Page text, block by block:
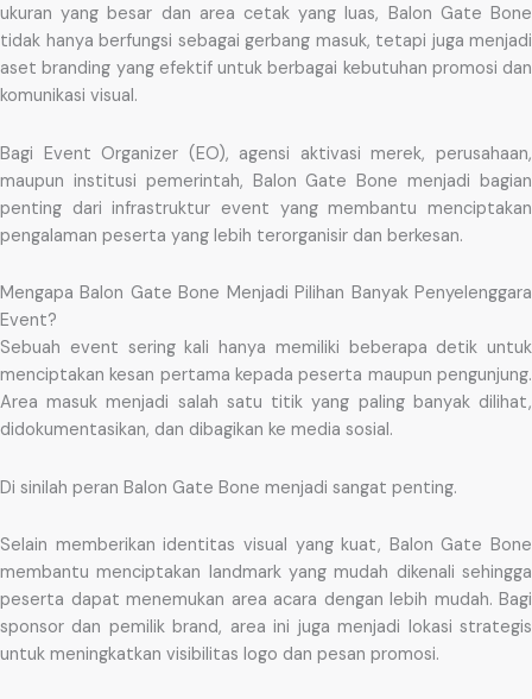
ukuran yang besar dan area cetak yang luas, Balon Gate Bone
tidak hanya berfungsi sebagai gerbang masuk, tetapi juga menjadi
aset branding yang efektif untuk berbagai kebutuhan promosi dan
komunikasi visual.
Bagi Event Organizer (EO), agensi aktivasi merek, perusahaan,
maupun institusi pemerintah, Balon Gate Bone menjadi bagian
penting dari infrastruktur event yang membantu menciptakan
pengalaman peserta yang lebih terorganisir dan berkesan.
Mengapa Balon Gate Bone Menjadi Pilihan Banyak Penyelenggara
Event?
Sebuah event sering kali hanya memiliki beberapa detik untuk
menciptakan kesan pertama kepada peserta maupun pengunjung.
Area masuk menjadi salah satu titik yang paling banyak dilihat,
didokumentasikan, dan dibagikan ke media sosial.
Di sinilah peran Balon Gate Bone menjadi sangat penting.
Selain memberikan identitas visual yang kuat, Balon Gate Bone
membantu menciptakan landmark yang mudah dikenali sehingga
peserta dapat menemukan area acara dengan lebih mudah. Bagi
sponsor dan pemilik brand, area ini juga menjadi lokasi strategis
untuk meningkatkan visibilitas logo dan pesan promosi.